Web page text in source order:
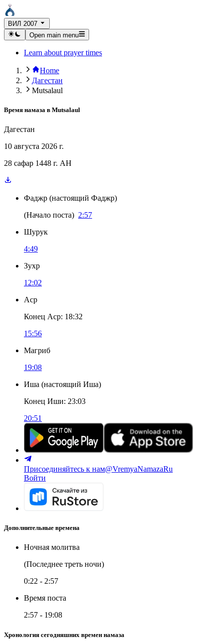
ВИЛ 2007
Open main menu
Learn about prayer times
Home
Дагестан
Mutsalaul
Время намаза в Mutsalaul
Дагестан
10 августа 2026 г.
28 сафар 1448 г. AH
Фаджр (настоящий Фаджр)
(Начало поста) 2:57
Шурук
4:49
Зухр
12:02
Аср
Конец Аср: 18:32
15:56
Магриб
19:08
Иша (настоящий Иша)
Конец Иши: 23:03
20:51
Присоединяйтесь к нам@VremyaNamazaRu
Войти
Дополнительные времена
Ночная молитва
(Последнее треть ночи)
0:22 - 2:57
Время поста
2:57 - 19:08
Хронология сегодняшних времен намаза